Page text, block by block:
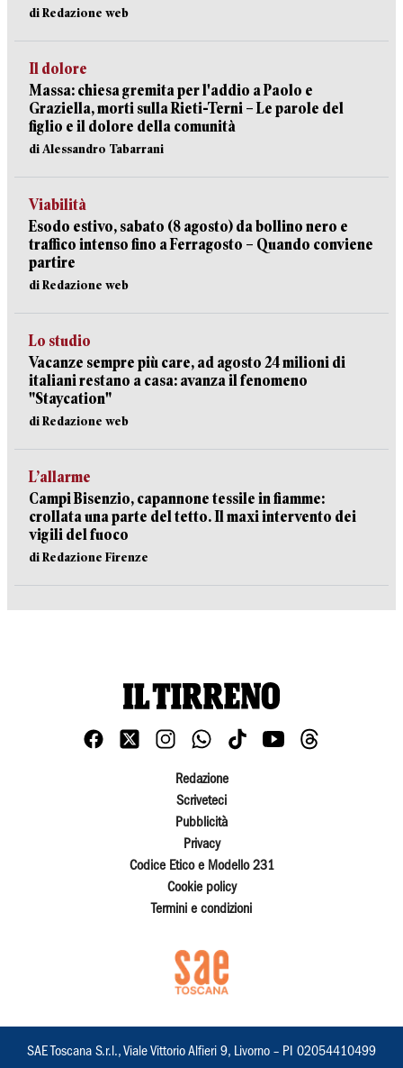
di Redazione web
Il dolore
Massa: chiesa gremita per l'addio a Paolo e
Graziella, morti sulla Rieti-Terni – Le parole del
figlio e il dolore della comunità
di Alessandro Tabarrani
Viabilità
Esodo estivo, sabato (8 agosto) da bollino nero e
traffico intenso fino a Ferragosto – Quando conviene
partire
di Redazione web
Lo studio
Vacanze sempre più care, ad agosto 24 milioni di
italiani restano a casa: avanza il fenomeno
"Staycation"
di Redazione web
L’allarme
Campi Bisenzio, capannone tessile in fiamme:
crollata una parte del tetto. Il maxi intervento dei
vigili del fuoco
di Redazione Firenze
Redazione
Scriveteci
Pubblicità
Privacy
Codice Etico e Modello 231
Cookie policy
Termini e condizioni
SAE Toscana S.r.l., Viale Vittorio Alfieri 9, Livorno – PI 02054410499